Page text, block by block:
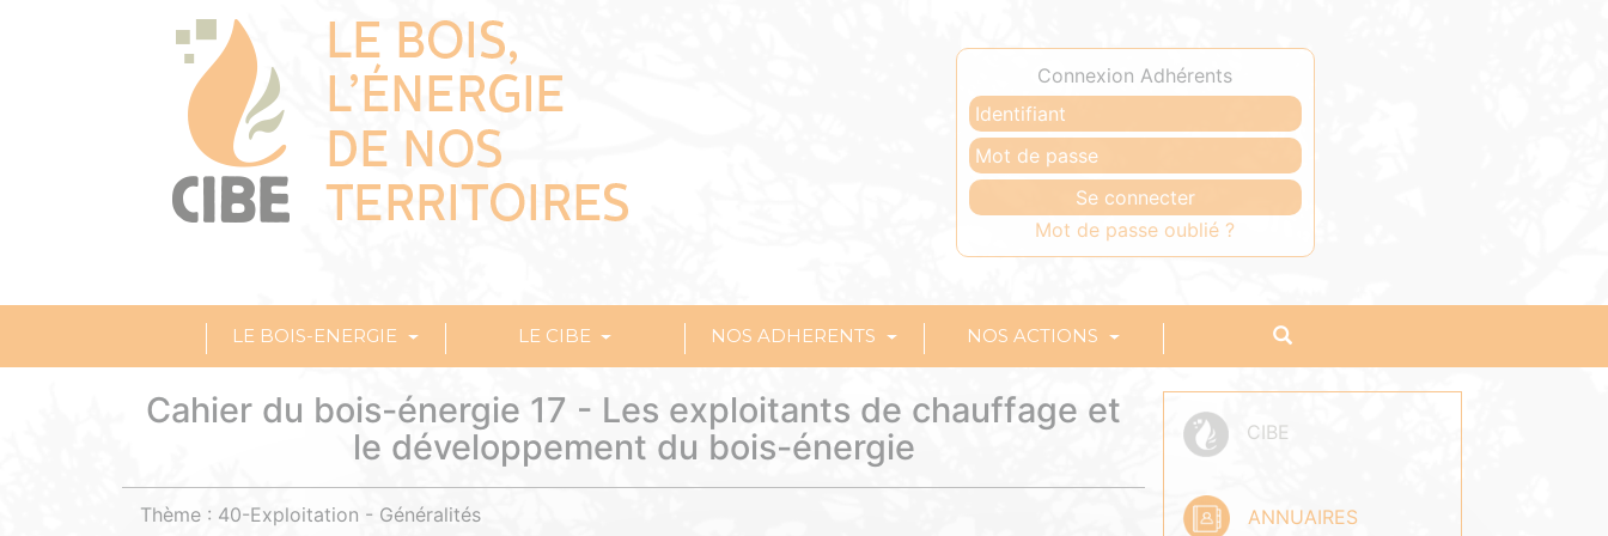
Connexion Adhérents
Mot de passe oublié ?
LE BOIS-ENERGIE LE CIBE NOS ADHERENTS NOS ACTIONS
Cahier du bois-énergie 17 - Les exploitants de chauffage et
le développement du bois-énergie
Thème : 40-Exploitation - Généralités
CIBE
ANNUAIRES